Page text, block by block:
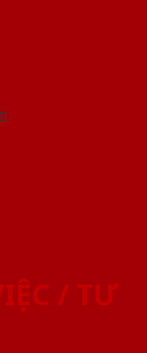
/ TƯ